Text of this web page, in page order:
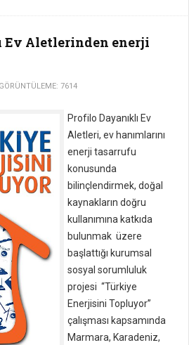
Ev Aletlerinden enerji
GÖRÜNTÜLEME: 7614
Profilo Dayanıklı Ev
Aletleri, ev hanımlarını
enerji tasarrufu
konusunda
bilinçlendirmek, doğal
kaynakların doğru
kullanımına katkıda
bulunmak üzere
başlattığı kurumsal
sosyal sorumluluk
projesi “Türkiye
Enerjisini Topluyor”
çalışması kapsamında
Marmara, Karadeniz,